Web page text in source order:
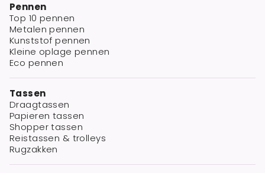
Pennen
Top 10 pennen
Metalen pennen
Kunststof pennen
Kleine oplage pennen
Eco pennen
Tassen
Draagtassen
Papieren tassen
Shopper tassen
Reistassen & trolleys
Rugzakken